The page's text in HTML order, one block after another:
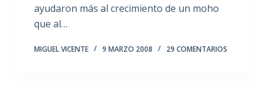
ayudaron más al crecimiento de un moho
que al…
MIGUEL VICENTE 9 MARZO 2008 29 COMENTARIOS